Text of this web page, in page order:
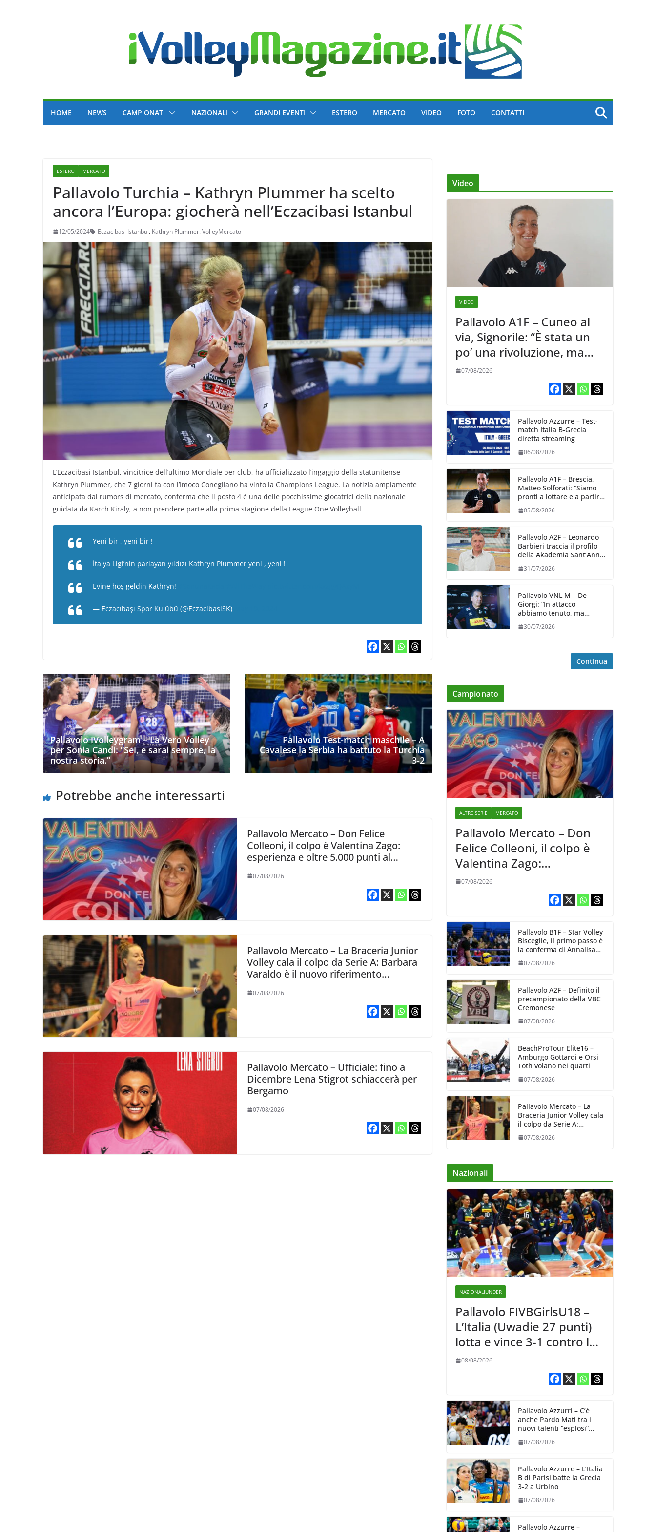
HOME NEWS CAMPIONATI NAZIONALI GRANDI EVENTI ESTERO MERCATO VIDEO FOTO CONTATTI
ESTERO MERCATO
Pallavolo Turchia – Kathryn Plummer ha scelto
ancora l’Europa: giocherà nell’Eczacibasi Istanbul
12/05/2024 Eczacibasi Istanbul, Kathryn Plummer, VolleyMercato
L’Eczacibasi Istanbul, vincitrice dell’ultimo Mondiale per club, ha ufficializzato l’ingaggio della statunitense
Kathryn Plummer, che 7 giorni fa con l’Imoco Conegliano ha vinto la Champions League. La notizia ampiamente
anticipata dai rumors di mercato, conferma che il posto 4 è una delle pocchissime giocatrici della nazionale
guidata da Karch Kiraly, a non prendere parte alla prima stagione della League One Volleyball.
Yeni bir , yeni bir !
İtalya Ligi’nin parlayan yıldızı Kathryn Plummer yeni , yeni !
Evine hoş geldin Kathryn!
— Eczacıbaşı Spor Kulübü (@EczacibasiSK)
Pallavolo iVolleygram – La Vero Volley
per Sonia Candi: “Sei, e sarai sempre, la
nostra storia.”
Pallavolo Test-match maschile – A
Cavalese la Serbia ha battuto la Turchia
3-2
Potrebbe anche interessarti
Pallavolo Mercato – Don Felice
Colleoni, il colpo è Valentina Zago:
esperienza e oltre 5.000 punti al
07/08/2026
Pallavolo Mercato – La Braceria Junior
Volley cala il colpo da Serie A: Barbara
Varaldo è il nuovo riferimento
07/08/2026
Pallavolo Mercato – Ufficiale: fino a
Dicembre Lena Stigrot schiaccerà per
Bergamo
07/08/2026
Video
VIDEO
Pallavolo A1F – Cuneo al
via, Signorile: “È stata un
po’ una rivoluzione, ma
abbiamo le idee chiare siu
cosa vogliamo fare”
07/08/2026
Pallavolo Azzurre – Test-
match Italia B-Grecia
diretta streaming
06/08/2026
Pallavolo A1F – Brescia,
Matteo Solforati: “Siamo
pronti a lottare e a partire
giorno”
05/08/2026
Pallavolo A2F – Leonardo
Barbieri traccia il profilo
della Akademia Sant’Anna
31/07/2026
Pallavolo VNL M – De
Giorgi: “In attacco
abbiamo tenuto, ma
dalla prestazione in
30/07/2026
Continua
Campionato
ALTRE SERIE MERCATO
Pallavolo Mercato – Don
Felice Colleoni, il colpo è
Valentina Zago:
esperienza e oltre 5.000
punti al servizio di
07/08/2026
Pallavolo B1F – Star Volley
Bisceglie, il primo passo è
la conferma di Annalisa
Mileno
07/08/2026
Pallavolo A2F – Definito il
precampionato della VBC
Cremonese
07/08/2026
BeachProTour Elite16 –
Amburgo Gottardi e Orsi
Toth volano nei quarti
07/08/2026
Pallavolo Mercato – La
Braceria Junior Volley cala
il colpo da Serie A:
Barbara Varaldo è il nuovo
riferimento dell’attacco
07/08/2026
Nazionali
NAZIONALIUNDER
Pallavolo FIVBGirlsU18 –
L’Italia (Uwadie 27 punti)
lotta e vince 3-1 contro la
Repubblica Dominicana
08/08/2026
Pallavolo Azzurri – C’è
anche Pardo Mati tra i
nuovi talenti “esplosi”
Volleyball World
07/08/2026
Pallavolo Azzurre – L’Italia
B di Parisi batte la Grecia
3-2 a Urbino
07/08/2026
Pallavolo Azzurre –